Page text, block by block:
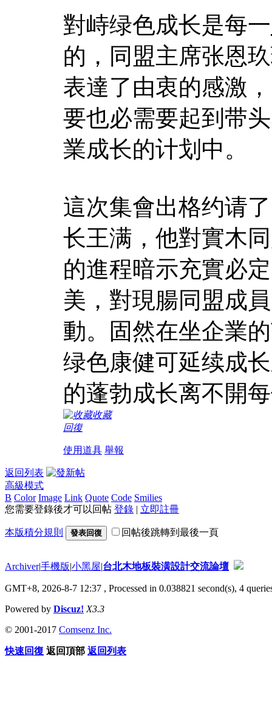
對峙绿色成长是每一
的，同盟主席张恩
表達了由衷的感激
要也必需要起到带
業成长的计划中。
這次集會出格约请
长王满，他對實木
的進程暗示充實必
美，對現腸同盟成
動。固然在坐企業
绿色康健可延续成
的蓬勃成长离不開
收藏
回復
使用道具 舉報
返回列表
高級模式
B Color Image Link Quote Code Smilies
您需要登錄後才可以回帖 登錄 | 立即註冊
本版積分規則 發表回復 回帖後跳轉到最後一頁
Archiver|手機版|小黑屋|台北木地板裝潢設計交流論壇
GMT+8, 2026-8-7 12:37 , Processed in 0.038821 second(s), 4
Powered by Discuz! X3.3
© 2001-2017 Comsenz Inc.
快速回復 返回頂部 返回列表